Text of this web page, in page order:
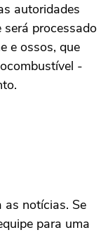
autoridades
processado
e ossos, que
-
as notícias. Se
para uma